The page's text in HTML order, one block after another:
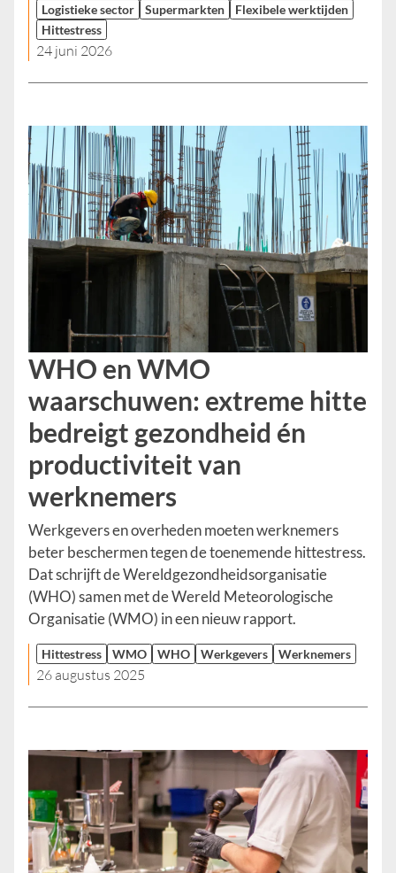
Logistieke sector Supermarkten
Flexibele werktijden
Hittestress
24 juni 2026
WHO en WMO
waarschuwen: extreme hitte
bedreigt gezondheid én
productiviteit van
werknemers
Werkgevers en overheden moeten werknemers
beter beschermen tegen de toenemende hittestress.
Dat schrijft de Wereldgezondheidsorganisatie
(WHO) samen met de Wereld Meteorologische
Organisatie (WMO) in een nieuw rapport.
Hittestress WMO WHO Werkgevers Werknemers
26 augustus 2025